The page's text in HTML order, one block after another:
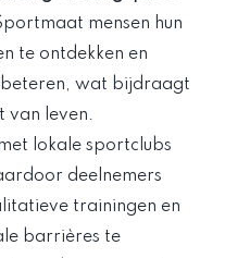
mensen hun
te ontdekken en
wat bijdraagt
van leven.
lokale sportclubs
deelnemers
trainingen en
barrières te